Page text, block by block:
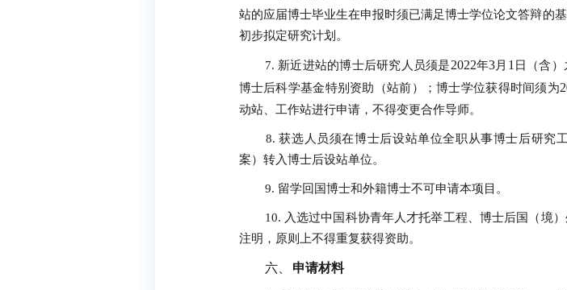
站的应届博士毕业生在申报时须已满足博士学位论文答辩的
初步拟定研究计划。
7. 新近进站的博士后研究人员须是2022年3月 1 日（含
博士后科学基金特别资助（站前）；博士学位获得时间须为
动站、工作站进行申请，不得变更合作导师。
8.获选人员须在博士后设站单位全职从事博士后研究
案）转入博士后设站单位。
9. 留学回国博士和外籍博士不可申请本项目。
10. 入选过中国科协青年人才托举工程、博士后国（境
注明，原则上不得重复获得资助。
六、 申请材料